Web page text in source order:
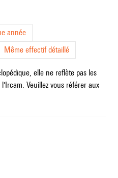
année
Même effectif détaillé
elle ne reflète pas les
Veuillez vous référer aux